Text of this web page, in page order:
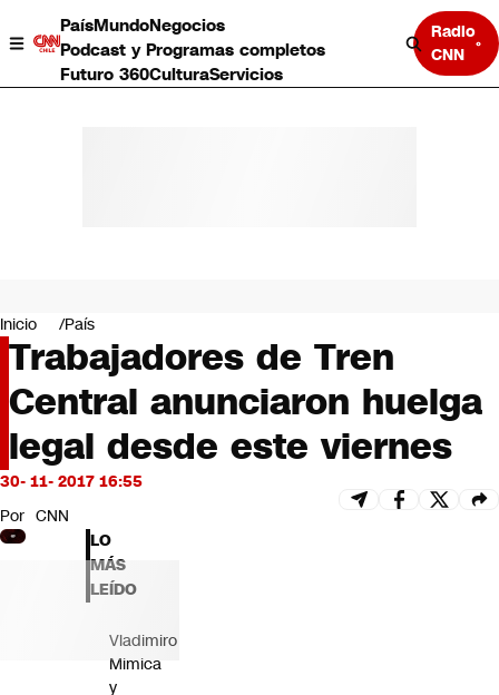
PaísMundoNegocios
Podcast y Programas completos
Futuro 360CulturaServicios
Radio
CNN
Negocios
Deportes
Programas completos
Cultura
Servicios
Bits
CNN Data
CNN tiempo
Futuro 360
Opinión
Inicio País
Trabajadores de Tren
Central anunciaron huelga
legal desde este viernes
30- 11- 2017 16:55
Por CNN
LO
MÁS
LEÍDO
Vladimiro
Mimica
y